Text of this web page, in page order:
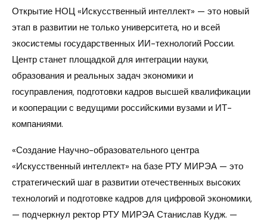
Открытие НОЦ «Искусственный интеллект» — это новый
этап в развитии не только университета, но и всей
экосистемы государственных ИИ-технологий России.
Центр станет площадкой для интеграции науки,
образования и реальных задач экономики и
госуправления, подготовки кадров высшей квалификации
и кооперации с ведущими российскими вузами и ИТ-
компаниями.
«Создание Научно-образовательного центра
«Искусственный интеллект» на базе РТУ МИРЭА — это
стратегический шаг в развитии отечественных высоких
технологий и подготовке кадров для цифровой экономики,
— подчеркнул ректор РТУ МИРЭА Станислав Кудж. —